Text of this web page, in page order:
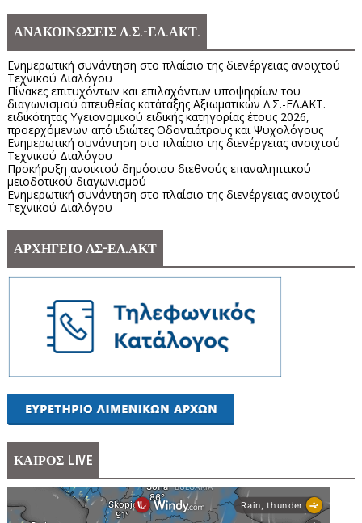
ΑΝΑΚΟΙΝΩΣΕΙΣ Λ.Σ.-ΕΛ.ΑΚΤ.
Ενημερωτική συνάντηση στο πλαίσιο της διενέργειας ανοιχτού
Τεχνικού Διαλόγου
Πίνακες επιτυχόντων και επιλαχόντων υποψηφίων του
διαγωνισμού απευθείας κατάταξης Αξιωματικών Λ.Σ.-ΕΛ.ΑΚΤ.
ειδικότητας Υγειονομικού ειδικής κατηγορίας έτους 2026,
προερχόμενων από ιδιώτες Οδοντιάτρους και Ψυχολόγους
Ενημερωτική συνάντηση στο πλαίσιο της διενέργειας ανοιχτού
Τεχνικού Διαλόγου
Προκήρυξη ανοικτού δημόσιου διεθνούς επαναληπτικού
μειοδοτικού διαγωνισμού
Ενημερωτική συνάντηση στο πλαίσιο της διενέργειας ανοιχτού
Τεχνικού Διαλόγου
ΑΡΧΗΓΕΙΟ ΛΣ-ΕΛ.ΑΚΤ
ΚΑΙΡΟΣ LIVE